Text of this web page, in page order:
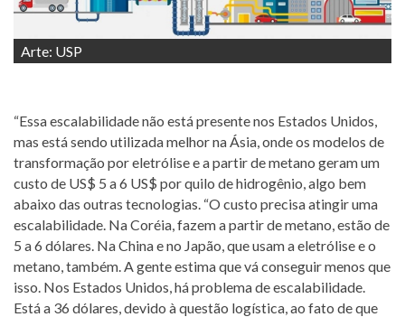
Arte: USP
“Essa escalabilidade não está presente nos Estados Unidos,
mas está sendo utilizada melhor na Ásia, onde os modelos de
transformação por eletrólise e a partir de metano geram um
custo de US$ 5 a 6 US$ por quilo de hidrogênio, algo bem
abaixo das outras tecnologias. “O custo precisa atingir uma
escalabilidade. Na Coréia, fazem a partir de metano, estão de
5 a 6 dólares. Na China e no Japão, que usam a eletrólise e o
metano, também. A gente estima que vá conseguir menos que
isso. Nos Estados Unidos, há problema de escalabilidade.
Está a 36 dólares, devido à questão logística, ao fato de que